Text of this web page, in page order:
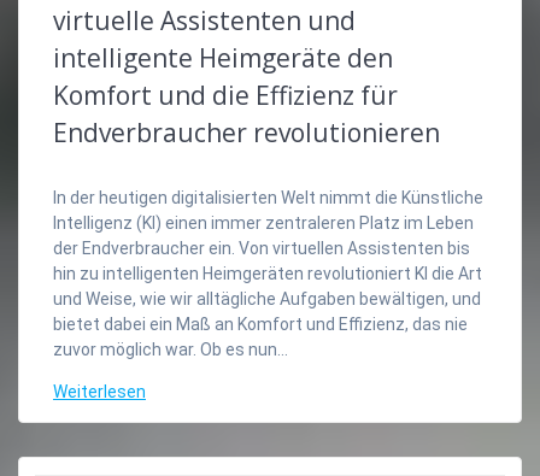
virtuelle Assistenten und
intelligente Heimgeräte den
Komfort und die Effizienz für
Endverbraucher revolutionieren
In der heutigen digitalisierten Welt nimmt die Künstliche
Intelligenz (KI) einen immer zentraleren Platz im Leben
der Endverbraucher ein. Von virtuellen Assistenten bis
hin zu intelligenten Heimgeräten revolutioniert KI die Art
und Weise, wie wir alltägliche Aufgaben bewältigen, und
bietet dabei ein Maß an Komfort und Effizienz, das nie
zuvor möglich war. Ob es nun…
Weiterlesen